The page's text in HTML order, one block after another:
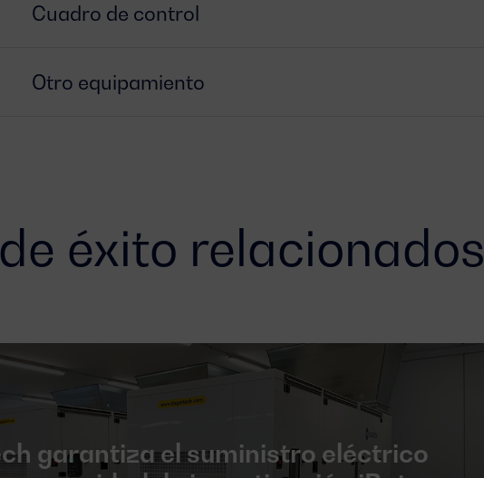
Cuadro de control
Otro equipamiento
éxito relacionados
garantiza el suministro eléctrico